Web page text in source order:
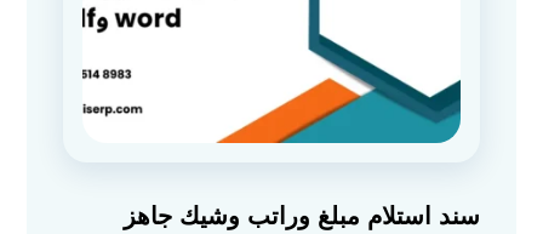
سند استلام مبلغ وراتب وشيك جاهز